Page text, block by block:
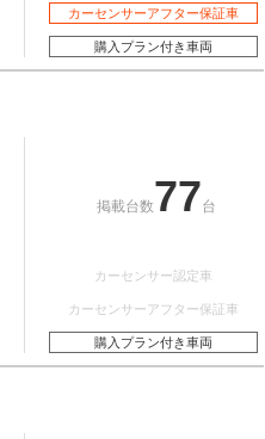
カーセンサーアフター保証車
購入プラン付き車両
掲載台数77台
カーセンサー認定車
カーセンサーアフター保証車
購入プラン付き車両